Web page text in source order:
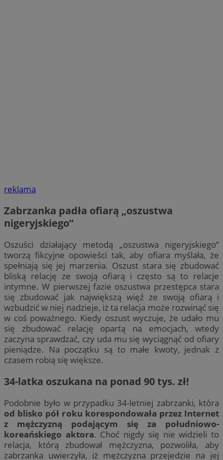
reklama
Zabrzanka padła ofiarą „oszustwa
nigeryjskiego”
Oszuści działający metodą „oszustwa nigeryjskiego”
tworzą fikcyjne opowieści tak, aby ofiara myślała, że
spełniają się jej marzenia. Oszust stara się zbudować
bliską relację ze swoją ofiarą i często są to relacje
intymne. W pierwszej fazie oszustwa przestępca stara
się zbudować jak największą więź ze swoją ofiarą i
wzbudzić w niej nadzieje, iż ta relacja może rozwinąć się
w coś poważnego. Kiedy oszust wyczuje, że udało mu
się zbudować relację opartą na emocjach, wtedy
zaczyna sprawdzać, czy uda mu się wyciągnąć od ofiary
pieniądze. Na początku są to małe kwoty, jednak z
czasem robią się większe.
34-latka oszukana na ponad 90 tys. zł!
Podobnie było w przypadku 34-letniej zabrzanki, która
od blisko pół roku korespondowała przez Internet
z mężczyzną podającym się za południowo-
koreańskiego aktora. Choć nigdy się nie widzieli to
relacja, którą zbudował mężczyzna, pozwoliła, aby
zabrzanka uwierzyła, iż mężczyzna przejedzie na jej